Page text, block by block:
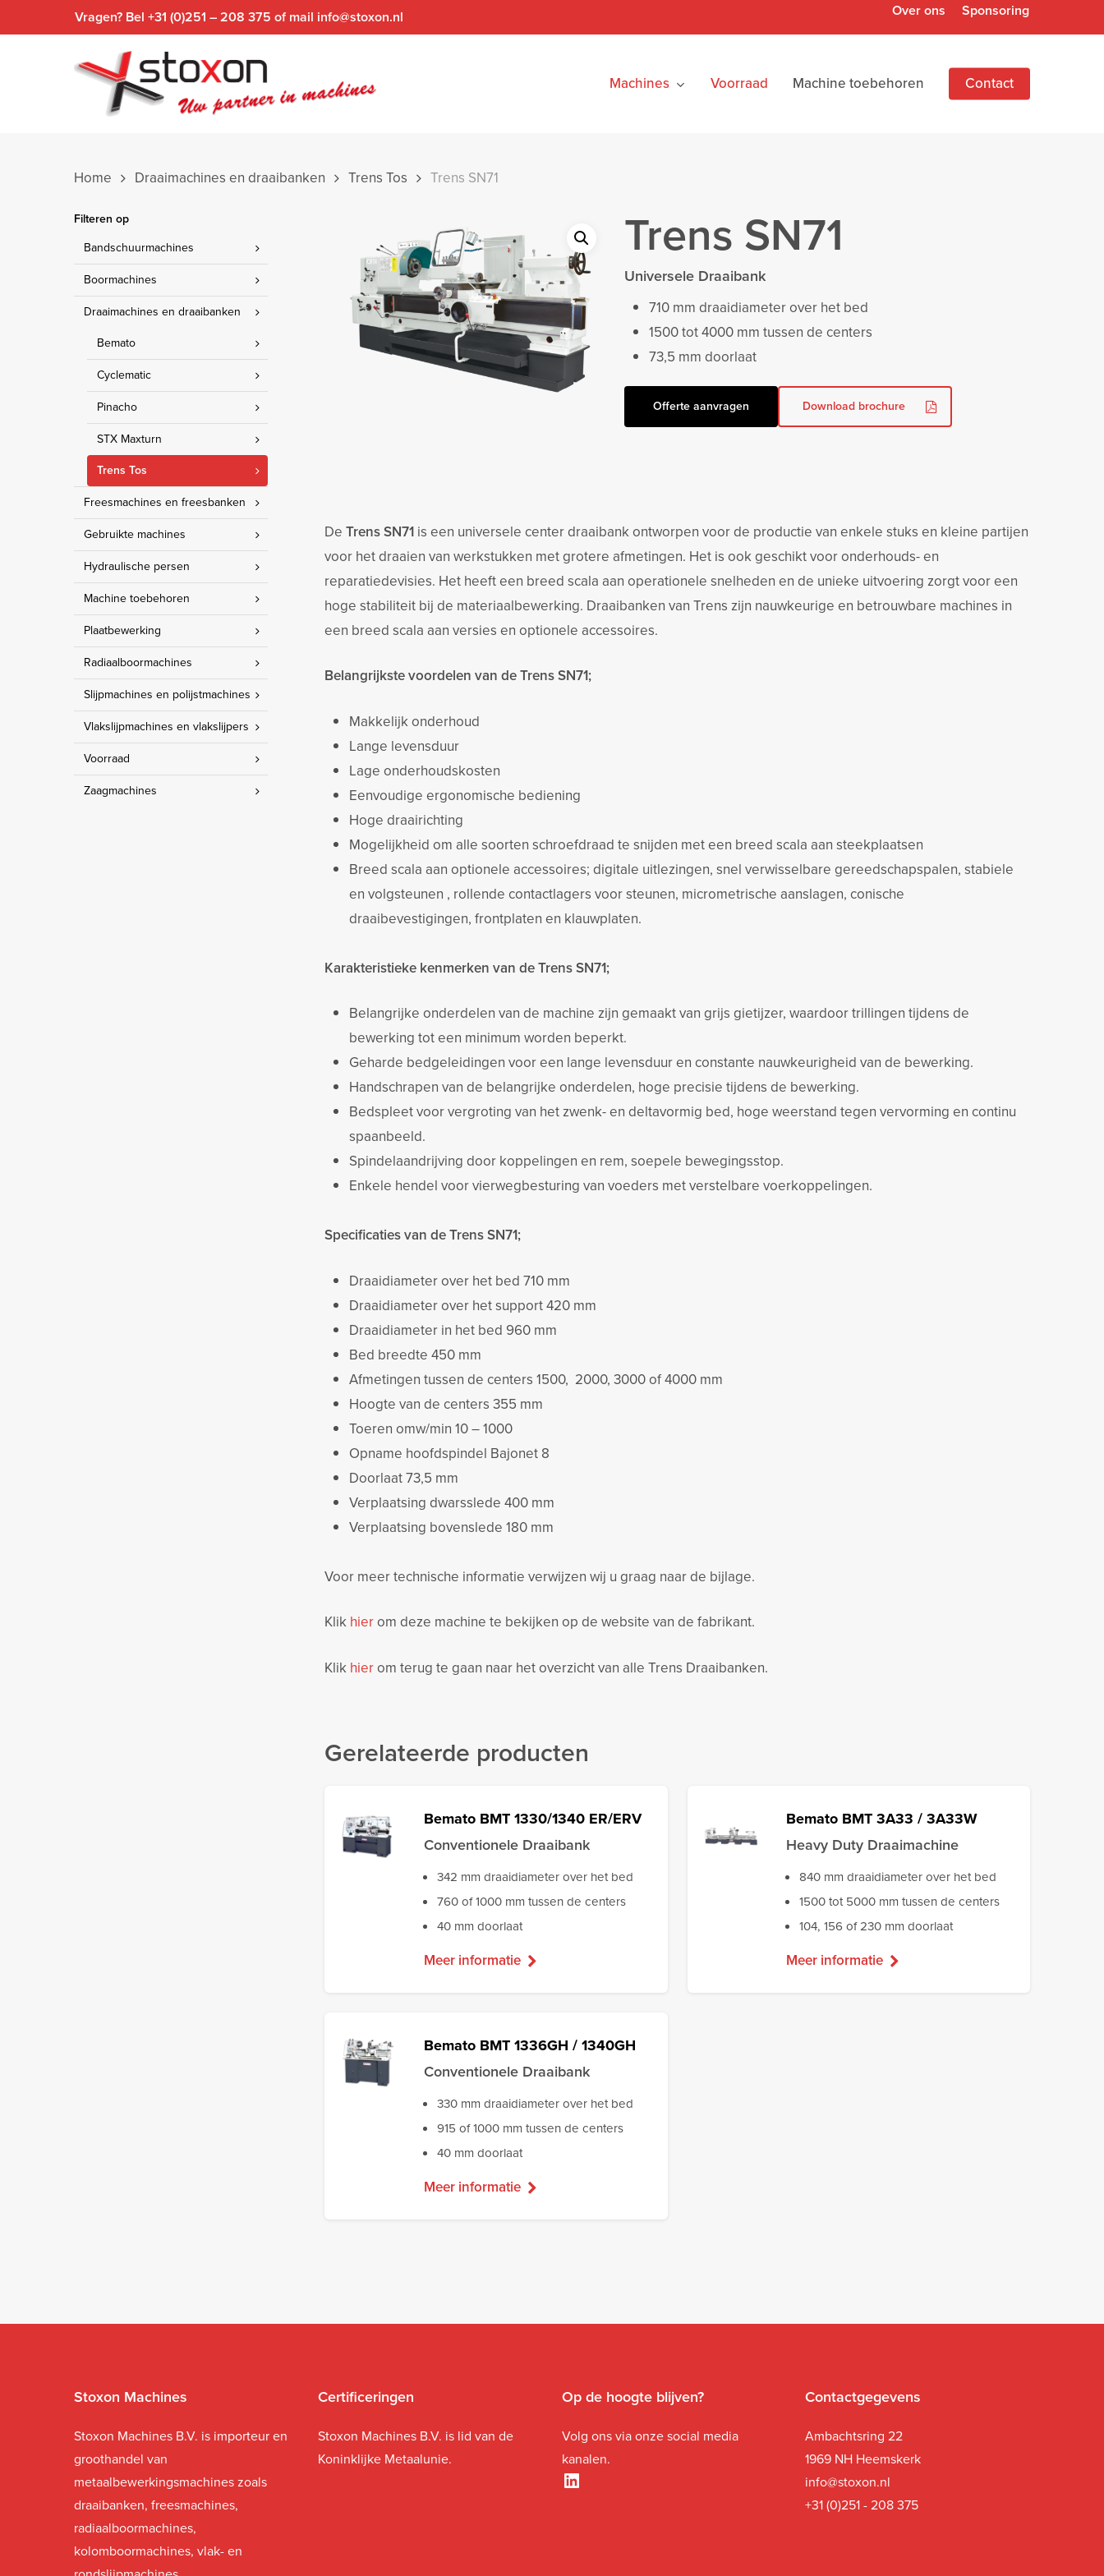
to
Vragen? Bel +31 (0)251 – 208 375 of mail info@stoxon.nl Over ons Sponsoring
Machines Voorraad Machine toebehoren Contact
Home Draaimachines en draaibanken Trens Tos Trens SN71
Filteren op
Bandschuurmachines
Boormachines
Draaimachines en draaibanken
Bemato
Cyclematic
Pinacho
STX Maxturn
Trens Tos
Freesmachines en freesbanken
Gebruikte machines
Hydraulische persen
Machine toebehoren
Plaatbewerking
Radiaalboormachines
Slijpmachines en polijstmachines
Vlakslijpmachines en vlakslijpers
Voorraad
Zaagmachines
Trens SN71
Universele Draaibank
710 mm draaidiameter over het bed
1500 tot 4000 mm tussen de centers
73,5 mm doorlaat
Offerte aanvragen Download brochure
DeTrens SN71 is een universele center draaibank ontworpen voor de productie van enkele stuks en kleine partijen
voor het draaien van werkstukken met grotere afmetingen. Het is ook geschikt voor onderhouds- en
reparatiedevisies. Het heeft een breed scala aan operationele snelheden en de unieke uitvoering zorgt voor een
hoge stabiliteit bij de materiaalbewerking. Draaibanken van Trens zijn nauwkeurige en betrouwbare machines in
een breed scala aan versies en optionele accessoires.
Belangrijkste voordelen van de Trens SN71;
Makkelijk onderhoud
Lange levensduur
Lage onderhoudskosten
Eenvoudige ergonomische bediening
Hoge draairichting
Mogelijkheid om alle soorten schroefdraad te snijden met een breed scala aan steekplaatsen
Breed scala aan optionele accessoires; digitale uitlezingen, snel verwisselbare gereedschapspalen, stabiele
en volgsteunen , rollende contactlagers voor steunen, micrometrische aanslagen, conische
draaibevestigingen, frontplaten en klauwplaten.
Karakteristieke kenmerken van de Trens SN71;
Belangrijke onderdelen van de machine zijn gemaakt van grijs gietijzer, waardoor trillingen tijdens de
bewerking tot een minimum worden beperkt.
Geharde bedgeleidingen voor een lange levensduur en constante nauwkeurigheid van de bewerking.
Handschrapen van de belangrijke onderdelen, hoge precisie tijdens de bewerking.
Bedspleet voor vergroting van het zwenk- en deltavormig bed, hoge weerstand tegen vervorming en continu
spaanbeeld.
Spindelaandrijving door koppelingen en rem, soepele bewegingsstop.
Enkele hendel voor vierwegbesturing van voeders met verstelbare voerkoppelingen.
Specificaties van de Trens SN71;
Draaidiameter over het bed 710 mm
Draaidiameter over het support 420 mm
Draaidiameter in het bed 960 mm
Bed breedte 450 mm
Afmetingen tussen de centers 1500, 2000, 3000 of 4000 mm
Hoogte van de centers 355 mm
Toeren omw/min 10 – 1000
Opname hoofdspindel Bajonet 8
Doorlaat 73,5 mm
Verplaatsing dwarsslede 400 mm
Verplaatsing bovenslede 180 mm
Voor meer technische informatie verwijzen wij u graag naar de bijlage.
Klik hierom deze machine te bekijken op de website van de fabrikant.
Klik hierom terug te gaan naar het overzicht van alle Trens Draaibanken.
Gerelateerde producten
Bemato BMT 1330/1340 ER/ERV
Conventionele Draaibank
342 mm draaidiameter over het bed
760 of 1000 mm tussen de centers
40 mm doorlaat
Meer informatie
Bemato BMT 3A33 / 3A33W
Heavy Duty Draaimachine
840 mm draaidiameter over het bed
1500 tot 5000 mm tussen de centers
104, 156 of 230 mm doorlaat
Meer informatie
Bemato BMT 1336GH / 1340GH
Conventionele Draaibank
330 mm draaidiameter over het bed
915 of 1000 mm tussen de centers
40 mm doorlaat
Meer informatie
Stoxon Machines
Stoxon Machines B.V. is importeur en
groothandel van
metaalbewerkingsmachines zoals
draaibanken, freesmachines,
radiaalboormachines,
kolomboormachines, vlak- en
Certificeringen
Stoxon Machines B.V. is lid van de
Koninklijke Metaalunie.
Op de hoogte blijven?
Volg ons via onze social media
kanalen.
LinkedIn
Contactgegevens
Ambachtsring 22
1969 NH Heemskerk
info@stoxon.nl
+31 (0)251 - 208 375